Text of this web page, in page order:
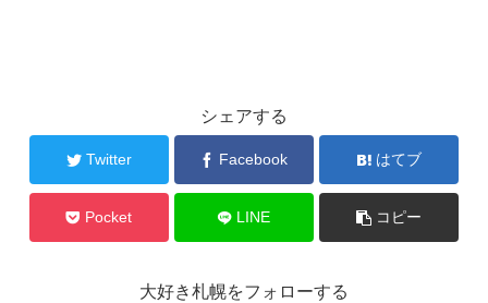
シェアする
Twitter Facebook はてブ
Pocket LINE コピー
大好き札幌をフォローする